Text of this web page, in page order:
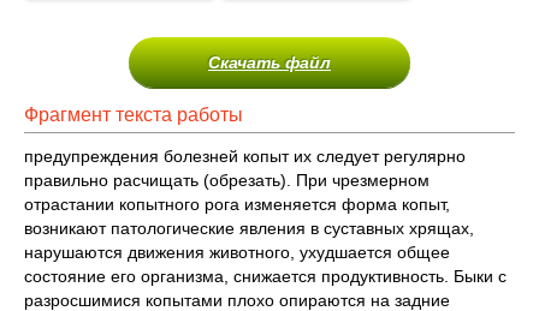
Скачать файл
Фрагмент текста работы
предупреждения болезней копыт их следует регулярно
правильно расчищать (обрезать). При чрезмерном
отрастании копытного рога изменяется форма копыт,
возникают патологические явления в суставных хрящах,
нарушаются движения животного, ухудшается общее
состояние его организма, снижается продуктивность. Быки с
разросшимися копытами плохо опираются на задние